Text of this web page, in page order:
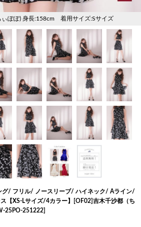
グ/ フリル/ ノースリーブ/ ハイネック/ Aライン/
【XS-Lサイズ/4カラー】[OF02]吉木千沙都（ち
25PO-251222]